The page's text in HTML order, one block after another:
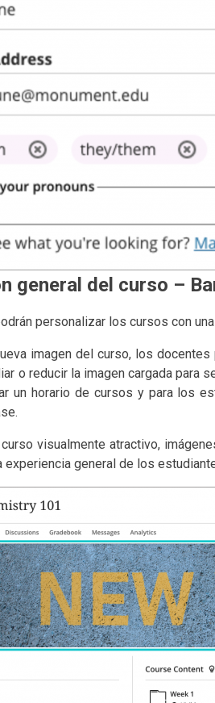
general del curso –
personalizar los cursos con
imagen del curso, los
o reducir la imagen cargada para
un horario de cursos y para los
curso visualmente atractivo,
experiencia general de los